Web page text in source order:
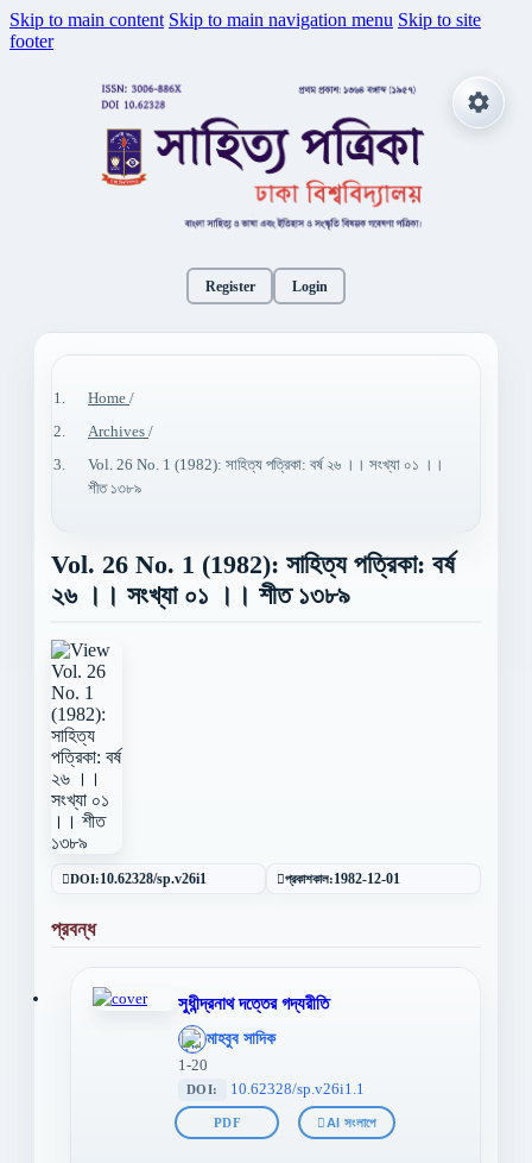
Skip to main content Skip to main navigation menu Skip to site
footer
Register Login
Home /
Archives /
Vol. 26 No. 1 (1982): সাহিত্য পত্রিকা: বর্ষ ২৬ ।। সংখ্যা ০১ ।।
শীত ১৩৮৯
Vol. 26 No. 1 (1982): সাহিত্য পত্রিকা: বর্ষ
২৬ ।। সংখ্যা ০১ ।। শীত ১৩৮৯
DOI:10.62328/sp.v26i1 প্রকাশকাল:1982-12-01
প্রবন্ধ
সুধীন্দ্রনাথ দত্তের গদ্যরীতি
';
};">
মাহবুব সাদিক
1-20
DOI: 10.62328/sp.v26i1.1
PDF AI সংলাপে